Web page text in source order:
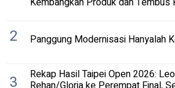
2 Panggung Modernisasi Hanyalah
3 Rekap Hasil Taipei Open 2026: